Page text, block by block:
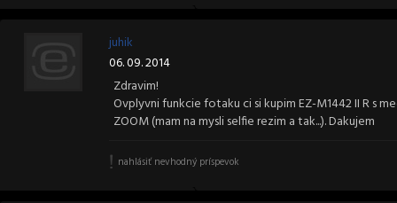
juhik
06. 09. 2014
Zdravim!
Ovplyvni funkcie fotaku ci si kupim EZ-M1442 II R s
ZOOM (mam na mysli selfie rezim a tak...). Dakujem
nahlásiť nevhodný príspevok